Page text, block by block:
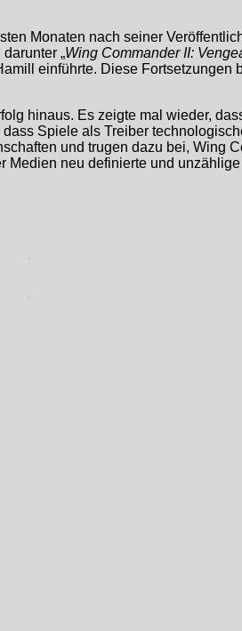
Monaten nach seiner
„Wing Commander II:
einführte. Diese
hinaus. Es zeigte mal wieder,
Spiele als Treiber
und trugen dazu bei, Wing
neu definierte und